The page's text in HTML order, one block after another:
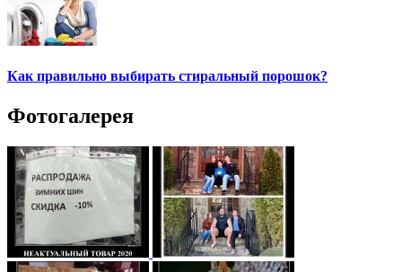
Как правильно выбирать стиральный порошок?
Фотогалерея